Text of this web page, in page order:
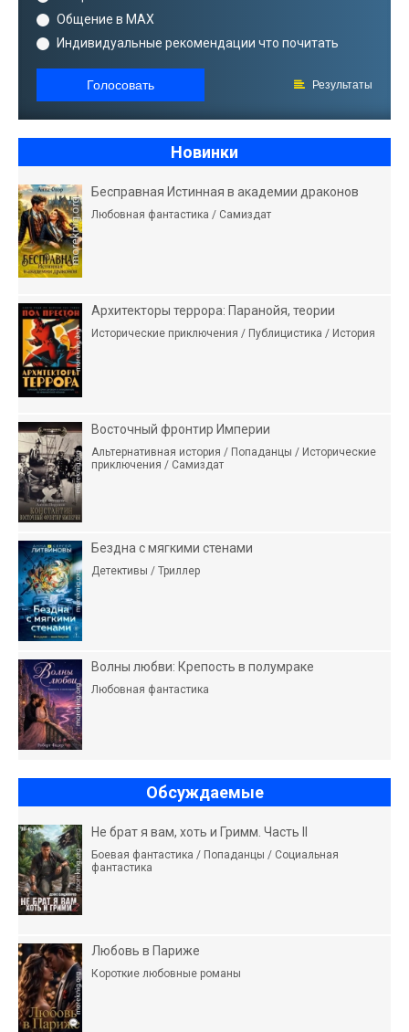
Общение в MAX
Индивидуальные рекомендации что почитать
Голосовать Результаты
Новинки
Бесправная Истинная в академии драконов
Любовная фантастика / Самиздат
Архитекторы террора: Паранойя, теории
Исторические приключения / Публицистика / История
Восточный фронтир Империи
Альтернативная история / Попаданцы / Исторические
приключения / Самиздат
Бездна с мягкими стенами
Детективы / Триллер
Волны любви: Крепость в полумраке
Любовная фантастика
Обсуждаемые
Не брат я вам, хоть и Гримм. Часть II
Боевая фантастика / Попаданцы / Социальная
фантастика
Любовь в Париже
Короткие любовные романы